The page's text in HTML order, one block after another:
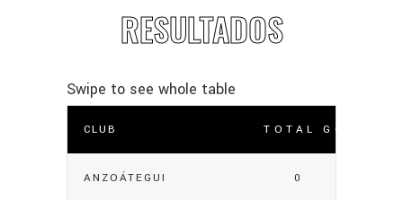
RESULTADOS
CLUB TOTAL GOLES
ANZOÁTEGUI 0